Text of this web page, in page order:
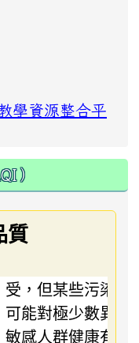
學資源整合平
）
質